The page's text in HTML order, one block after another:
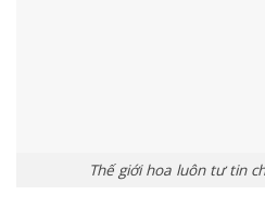
Thế giới hoa luôn tư tin